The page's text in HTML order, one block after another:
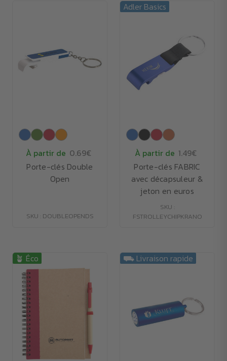
À partir de 0.69€
Porte-clés Double
Open
SKU : DOUBLEOPENDS
Adler Basics
À partir de 1.49€
Porte-clés FABRIC
avec décapsuleur &
jeton en euros
SKU :
FSTROLLEYCHIPKRANO
🪴 Éco ⛟ Livraison rapide